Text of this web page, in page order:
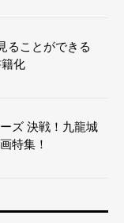
ることができる
化
ズ 決戦！九龍城
特集！